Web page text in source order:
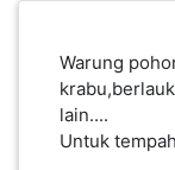
Warung
lain....
Untuk
PERIBADI(4)
PEKERJAAN(0)